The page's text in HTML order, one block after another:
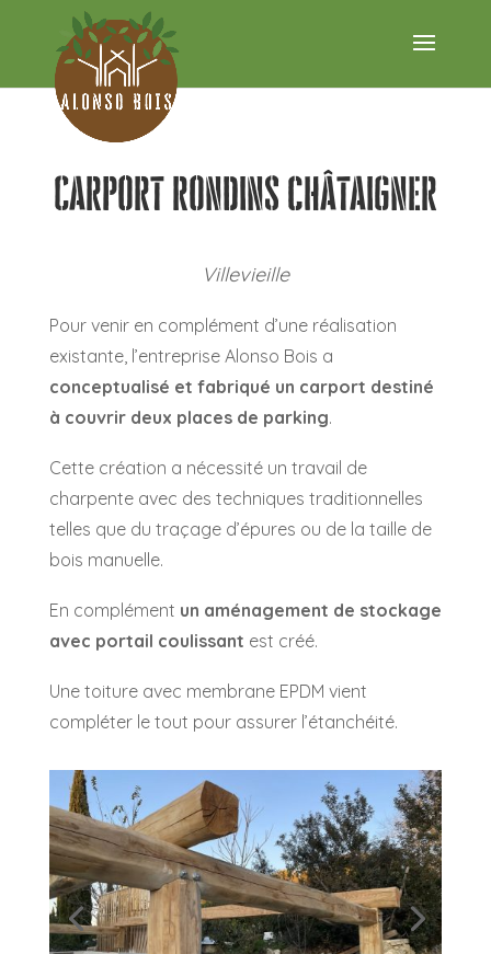
Carport rondins châtaigner
Villevieille
Pour venir en complément d’une réalisation
existante, l’entreprise Alonso Bois a
conceptualisé et fabriqué un carport destiné
à couvrir deux places de parking.
Cette création a nécessité un travail de
charpente avec des techniques traditionnelles
telles que du traçage d’épures ou de la taille de
bois manuelle.
En complément un aménagement de stockage
avec portail coulissant est créé.
Une toiture avec membrane EPDM vient
compléter le tout pour assurer l’étanchéité.